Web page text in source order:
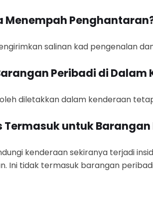
Menempah
salinan kad pengenalan
Peribadi di Dalam
diletakkan dalam kenderaan
untuk Barangan
kenderaan sekiranya terjadi
Ini tidak termasuk barangan